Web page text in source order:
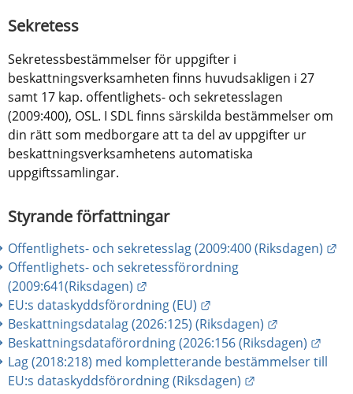
Sekretess
Sekretessbestämmelser för uppgifter i
beskattningsverksamheten finns huvudsakligen i 27
samt 17 kap. offentlighets- och sekretesslagen
(2009:400), OSL. I SDL finns särskilda bestämmelser om
din rätt som medborgare att ta del av uppgifter ur
beskattningsverksamhetens automatiska
uppgiftssamlingar.
Styrande författningar
Offentlighets- och sekretesslag (2009:400 (Riksdagen)
Offentlighets- och sekretessförordning
(2009:641(Riksdagen)
EU:s dataskyddsförordning (EU)
Beskattningsdatalag (2026:125) (Riksdagen)
Beskattningsdataförordning (2026:156 (Riksdagen)
Lag (2018:218) med kompletterande bestämmelser till
EU:s dataskyddsförordning (Riksdagen)